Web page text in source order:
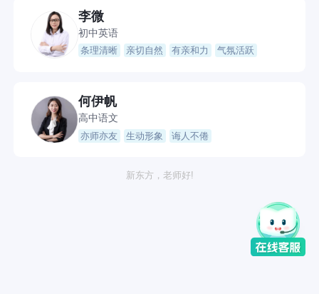
李微
初中英语
条理清晰 亲切自然 有亲和力 气氛活跃
何伊帆
高中语文
亦师亦友 生动形象 诲人不倦
新东方，老师好!